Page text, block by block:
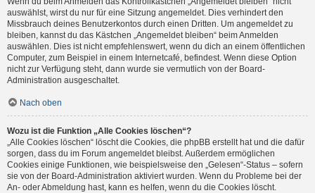
auswählst, wirst du nur für eine Sitzung angemeldet. Dies verhindert den
Missbrauch deines Benutzerkontos durch einen Dritten. Um angemeldet zu
bleiben, kannst du das Kästchen „Angemeldet bleiben“ beim Anmelden
auswählen. Dies ist nicht empfehlenswert, wenn du dich an einem öffentlichen
Computer, zum Beispiel in einem Internetcafé, befindest. Wenn diese Option
nicht zur Verfügung steht, dann wurde sie vermutlich von der Board-
Administration ausgeschaltet.
Nach oben
Wozu ist die Funktion „Alle Cookies löschen“?
„Alle Cookies löschen“ löscht die Cookies, die phpBB erstellt hat und die dafür
sorgen, dass du im Forum angemeldet bleibst. Außerdem ermöglichen
Cookies einige Funktionen, wie beispielsweise den „Gelesen“-Status – sofern
sie von der Board-Administration aktiviert wurden. Wenn du Probleme bei der
An- oder Abmeldung hast, kann es helfen, wenn du die Cookies löscht.